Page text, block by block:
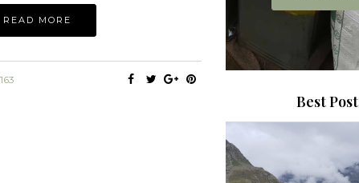
READ MORE
Best